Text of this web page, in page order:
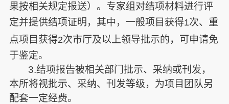
果按相关规定报送）。专家组对结项材料进行评
定并提供结项证明，其中，一般项目获得1次、重
点项目获得2次市厅及以上领导批示的，可申请免
于鉴定。
3.结项报告被相关部门批示、采纳或刊发，
本所将视批示、采纳、刊发等级，为项目团队另
配套一定经费。